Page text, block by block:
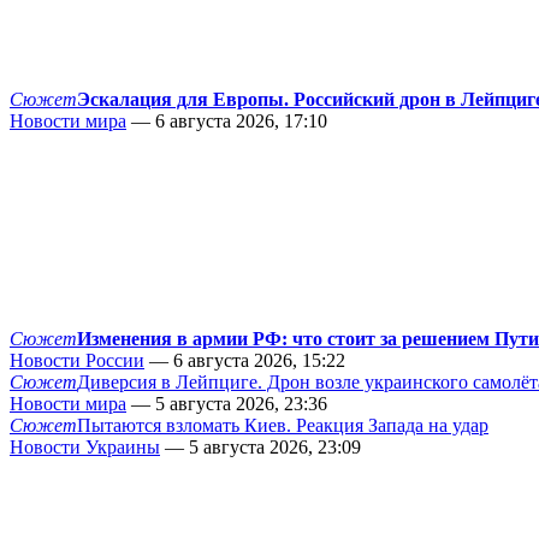
СюжетЭскалация для Европы. Российский дрон в
Новости мира — 6 августа 2026, 17:10
СюжетИзменения в армии РФ: что стоит за решением
Новости России — 6 августа 2026, 15:22
СюжетДиверсия в Лейпциге. Дрон возле украинского
Новости мира — 5 августа 2026, 23:36
СюжетПытаются взломать Киев. Реакция Запада на удар
Новости Украины — 5 августа 2026, 23:09